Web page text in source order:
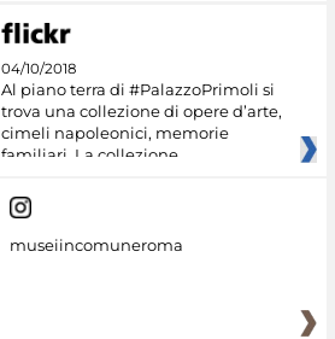
04/10/2018
Al piano terra di #PalazzoPrimoli si
trova una collezione di opere d’arte,
cimeli napoleonici, memorie
familiari. La collezione
museiincomuneroma